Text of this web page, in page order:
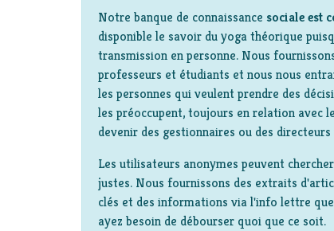
Notre banque de connaissance sociale est
disponible le savoir du yoga théorique
transmission en personne. Nous
professeurs et étudiants et nous nous
les personnes qui veulent prendre des
les préoccupent, toujours en relation avec
devenir des gestionnaires ou des
Les utilisateurs anonymes peuvent
justes. Nous fournissons des extraits
clés et des informations via l'info lettre
ayez besoin de débourser quoi que ce soit.